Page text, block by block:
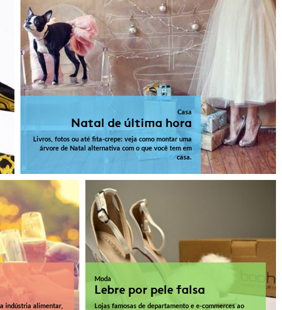
Casa
Natal de última hora
Livros, fotos ou até fita-crepe: veja como montar uma
árvore de Natal alternativa com o que você tem em
casa.
indústria alimentar,
Moda
Lebre por pele falsa
Lojas famosas de departamento e e-commerces ao